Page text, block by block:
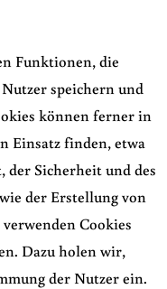
Funktionen, die
speichern und
können ferner in
Einsatz finden, etwa
der Sicherheit und des
der Erstellung von
Cookies
Dazu holen wir,
der Nutzer ein.